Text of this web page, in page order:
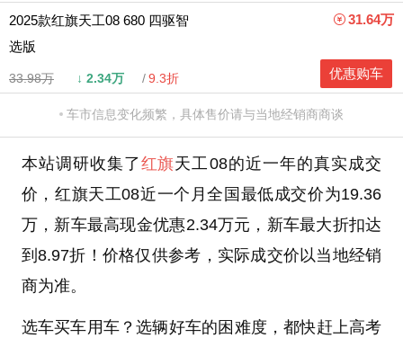
2025款红旗天工08 680 四驱智
选版
33.98万 ↓ 2.34万 9.3折
31.64万
优惠购车
车市信息变化频繁，具体售价请与当地经销商商谈
本站调研收集了红旗天工08的近一年的真实成交
价，红旗天工08近一个月全国最低成交价为19.36
万，新车最高现金优惠2.34万元，新车最大折扣达
到8.97折！价格仅供参考，实际成交价以当地经销
商为准。
选车买车用车？选辆好车的困难度，都快赶上高考